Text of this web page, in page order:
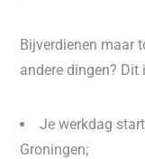
Bijverdienen maar
andere dingen? Dit
Je werkdag
Groningen;